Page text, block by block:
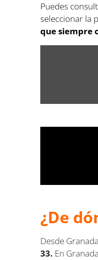
Puedes
seleccionar la
que siempre
¿De
Desde
33. En